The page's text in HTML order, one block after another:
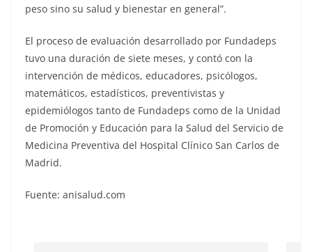
peso sino su salud y bienestar en general”.
El proceso de evaluación desarrollado por Fundadeps
tuvo una duración de siete meses, y contó con la
intervención de médicos, educadores, psicólogos,
matemáticos, estadísticos, preventivistas y
epidemiólogos tanto de Fundadeps como de la Unidad
de Promoción y Educación para la Salud del Servicio de
Medicina Preventiva del Hospital Clínico San Carlos de
Madrid.
Fuente: anisalud.com